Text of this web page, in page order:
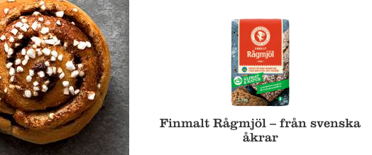
Finmalt Rågmjöl – från svenska
åkrar